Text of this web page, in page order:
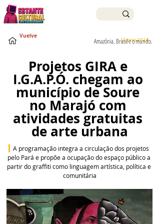
15 ene 2026
Amazônia, Brasil e o mundo.
Vuelve
Projetos GIRA e
I.G.A.P.Ó. chegam ao
município de Soure
no Marajó com
atividades gratuitas
de arte urbana
A programação integra a circulação dos projetos
pelo Pará e propõe a ocupação do espaço público a
partir do graffiti como linguagem artística, política e
comunitária